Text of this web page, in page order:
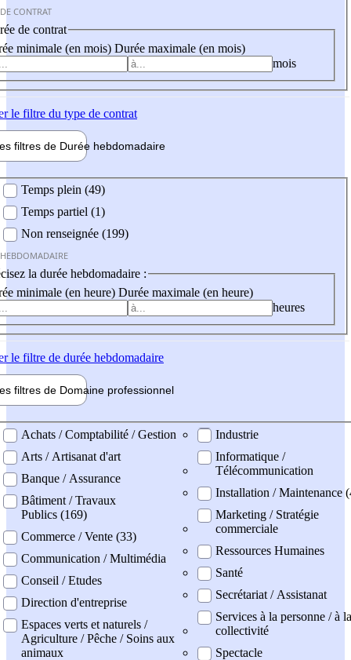
CONTRAT
de contrat
minimale (en mois) Durée maximale (en mois)
mois
le filtre du type de contrat
filtres de Durée hebdomadaire
Temps plein (49)
Temps partiel (1)
Non renseignée (199)
la durée hebdomadaire :
minimale (en heure) Durée maximale (en heure)
heures
le filtre de durée hebdomadaire
filtres de Domaine professionnel
professionel
Achats / Comptabilité / Gestion
Arts / Artisanat d'art
Banque / Assurance
Bâtiment / Travaux
Publics (169)
Commerce / Vente (33)
Communication / Multimédia
Conseil / Etudes
Direction d'entreprise
Espaces verts et naturels /
Agriculture / Pêche / Soins aux
animaux
Industrie
Informatique /
Télécommunication
Installation / Maintenance
Marketing / Stratégie
commerciale
Ressources Humaines
Santé
Secrétariat / Assistanat
Services à la personne / à la
collectivité
Spectacle